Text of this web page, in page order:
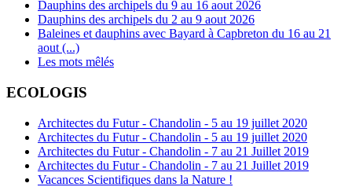
Dauphins des archipels du 9 au 16 aout 2026
Dauphins des archipels du 2 au 9 aout 2026
Baleines et dauphins avec Bayard à Capbreton du 16 au 21
aout (...)
Les mots mêlés
ECOLOGIS
Architectes du Futur - Chandolin - 5 au 19 juillet 2020
Architectes du Futur - Chandolin - 5 au 19 juillet 2020
Architectes du Futur - Chandolin - 7 au 21 Juillet 2019
Architectes du Futur - Chandolin - 7 au 21 Juillet 2019
Vacances Scientifiques dans la Nature !